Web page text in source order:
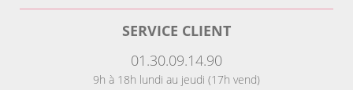
SERVICE CLIENT
01.30.09.14.90
9h à 18h lundi au jeudi (17h vend)